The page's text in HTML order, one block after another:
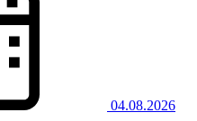
04.08.2026